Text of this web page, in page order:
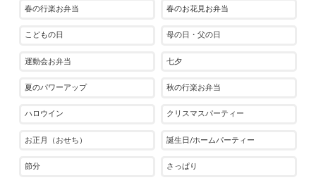
春の行楽お弁当 春のお花見お弁当
こどもの日 母の日・父の日
運動会お弁当 七夕
夏のパワーアップ 秋の行楽お弁当
ハロウイン クリスマスパーティー
お正月（おせち） 誕生日/ホームパーティー
節分 さっぱり